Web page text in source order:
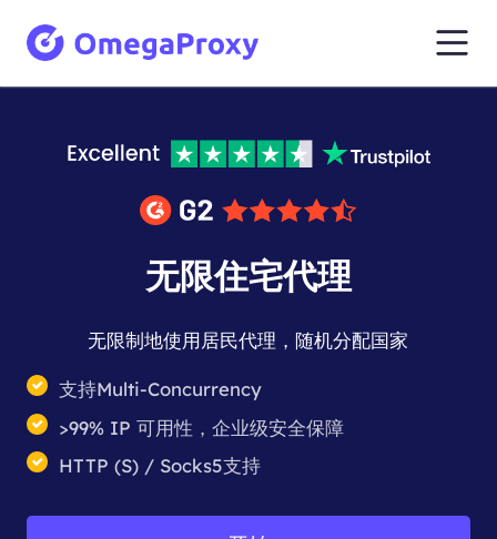
无限住宅代理
无限制地使用居民代理，随机分配国家
支持Multi-Concurrency
>99% IP 可用性，企业级安全保障
HTTP (S) / Socks5支持